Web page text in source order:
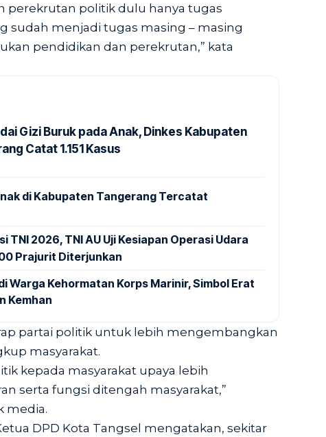
perekrutan politik dulu hanya tugas
sudah menjadi tugas masing – masing
pendidikan dan perekrutan,” kata
Gizi Buruk pada Anak, Dinkes Kabupaten
Catat 1.151 Kasus
di Kabupaten Tangerang Tercatat
TNI 2026, TNI AU Uji Kesiapan Operasi Udara
Prajurit Diterjunkan
Warga Kehormatan Korps Marinir, Simbol Erat
Kemhan
partai politik untuk lebih mengembangkan
masyarakat.
kepada masyarakat upaya lebih
serta fungsi ditengah masyarakat,”
media.
DPD Kota Tangsel mengatakan, sekitar